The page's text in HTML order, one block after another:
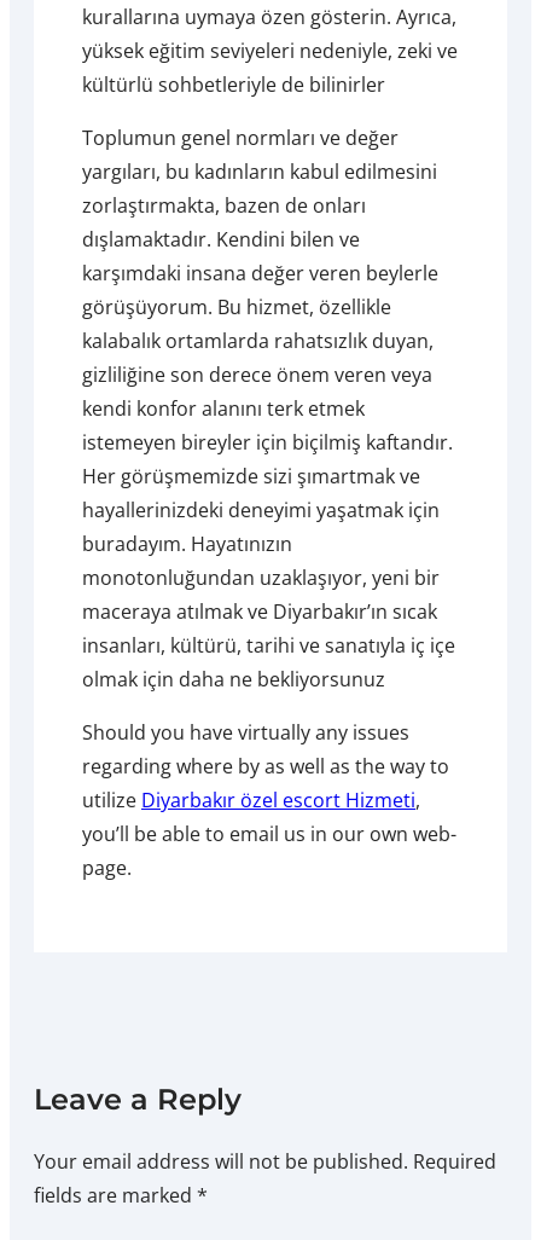
kurallarına uymaya özen gösterin. Ayrıca,
yüksek eğitim seviyeleri nedeniyle, zeki ve
kültürlü sohbetleriyle de bilinirler
Toplumun genel normları ve değer
yargıları, bu kadınların kabul edilmesini
zorlaştırmakta, bazen de onları
dışlamaktadır. Kendini bilen ve
karşımdaki insana değer veren beylerle
görüşüyorum. Bu hizmet, özellikle
kalabalık ortamlarda rahatsızlık duyan,
gizliliğine son derece önem veren veya
kendi konfor alanını terk etmek
istemeyen bireyler için biçilmiş kaftandır.
Her görüşmemizde sizi şımartmak ve
hayallerinizdeki deneyimi yaşatmak için
buradayım. Hayatınızın
monotonluğundan uzaklaşıyor, yeni bir
maceraya atılmak ve Diyarbakır’ın sıcak
insanları, kültürü, tarihi ve sanatıyla iç içe
olmak için daha ne bekliyorsunuz
Should you have virtually any issues
regarding where by as well as the way to
utilize Diyarbakır özel escort Hizmeti,
you’ll be able to email us in our own web-
page.
Leave a Reply
Your email address will not be published. Required
fields are marked *